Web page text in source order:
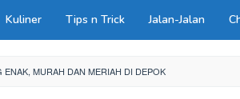
Kuliner Tips n Trick Jalan-Jalan
ENAK, MURAH DAN MERIAH DI DEPOK